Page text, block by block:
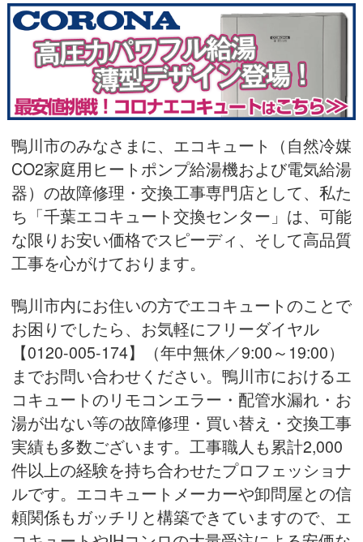
鴨川市のみなさまに、エコキュート（自然冷媒
CO2家庭用ヒートポンプ給湯機および電気給湯
器）の故障修理・交換工事専門店として、私た
ち「千葉エコキュート交換センター」は、可能
な限りお安い価格でスピーディ、そして高品質
工事を心がけております。
鴨川市内にお住いの方でエコキュートのことで
お困りでしたら、お気軽にフリーダイヤル
【0120-005-174】（年中無休／9:00～19:00）
までお問い合わせください。鴨川市におけるエ
コキュートのリモコンエラー・配管水漏れ・お
湯が出ない等の故障修理・買い替え・ 交換工事
実績も多数ございます。工事職人も累計2,000
件以上の経験を持ち合わせたプロフェッショナ
ルです。エコキュートメーカーや卸問屋との信
頼関係もガッチリと構築できていますので、エ